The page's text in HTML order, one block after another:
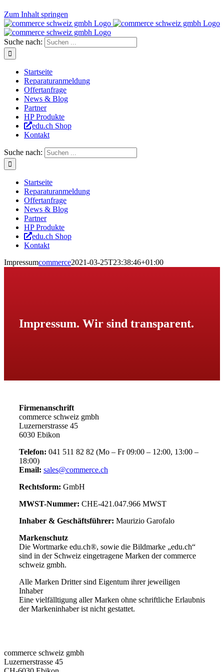
Zum Inhalt springen
Suche nach:
Startseite
Reparaturanmeldung
Offertanfrage
News & Blog
Partner
HP Produkte
edu.ch Shop
Kontakt
Suche nach:
Startseite
Reparaturanmeldung
Offertanfrage
News & Blog
Partner
HP Produkte
edu.ch Shop
Kontakt
Impressumcommerce2021-03-25T23:38:46+01:00
Impressum. Wir sind transparent.
Firmenanschrift
commerce schweiz gmbh
Luzernerstrasse 45
6030 Ebikon
Telefon: 041 511 82 82 (Mo – Fr 09:00 – 12:00, 13:00 –
18:00)
Email: sales@commerce.ch
Rechtsform: GmbH
MWST-Nummer: CHE-421.047.966 MWST
Inhaber & Geschäftsführer: Maurizio Garofalo
Markenschutz
Die Wortmarke edu.ch®, sowie die Bildmarke „edu.ch“
sind in der Schweiz eingetragene Marken der commerce
schweiz gmbh.
Alle Marken Dritter sind Eigentum ihrer jeweiligen
Inhaber
Eine vielfälltigung aller Marken ohne schriftliche Erlaubnis
der Markeninhaber ist nicht gestattet.
commerce schweiz gmbh
Luzernerstrasse 45